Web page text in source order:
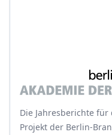
Die Jahresberichte
Projekt der Berlin-